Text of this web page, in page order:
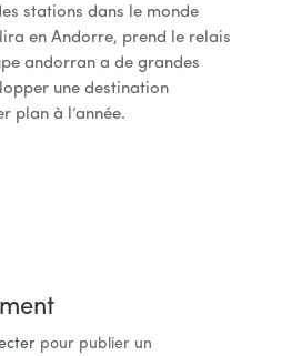
stations dans le monde
en Andorre, prend le relais
andorran a de grandes
une destination
plan à l’année.
pour publier un